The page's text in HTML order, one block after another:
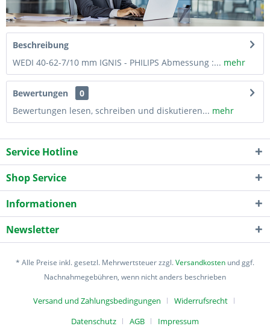
Beschreibung
WEDI 40-62-7/10 mm IGNIS - PHILIPS Abmessung :... mehr
Bewertungen
0
Bewertungen lesen, schreiben und diskutieren... mehr
Service Hotline
Shop Service
Informationen
Newsletter
* Alle Preise inkl. gesetzl. Mehrwertsteuer zzgl.Versandkosten und ggf.
Nachnahmegebühren, wenn nicht anders beschrieben
Versand und Zahlungsbedingungen
Widerrufsrecht
Datenschutz
AGB Impressum